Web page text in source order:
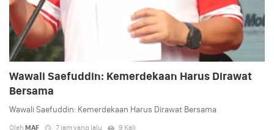
Wawali Saefuddin: Kemerdekaan Harus Dirawat
Bersama
Wawali Saefuddin: Kemerdekaan Harus Dirawat Bersama
Oleh MAF 7 jam yang lalu 9 Kali